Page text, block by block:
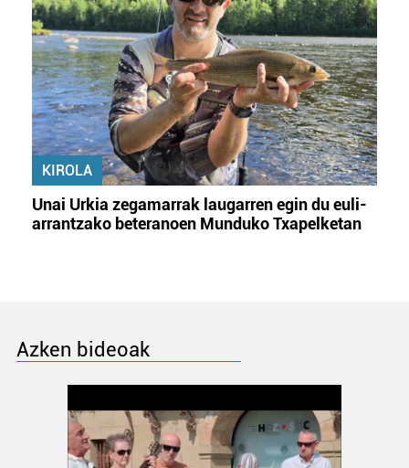
KIROLA
Unai Urkia zegamarrak laugarren egin du euli-
arrantzako beteranoen Munduko Txapelketan
Azken bideoak